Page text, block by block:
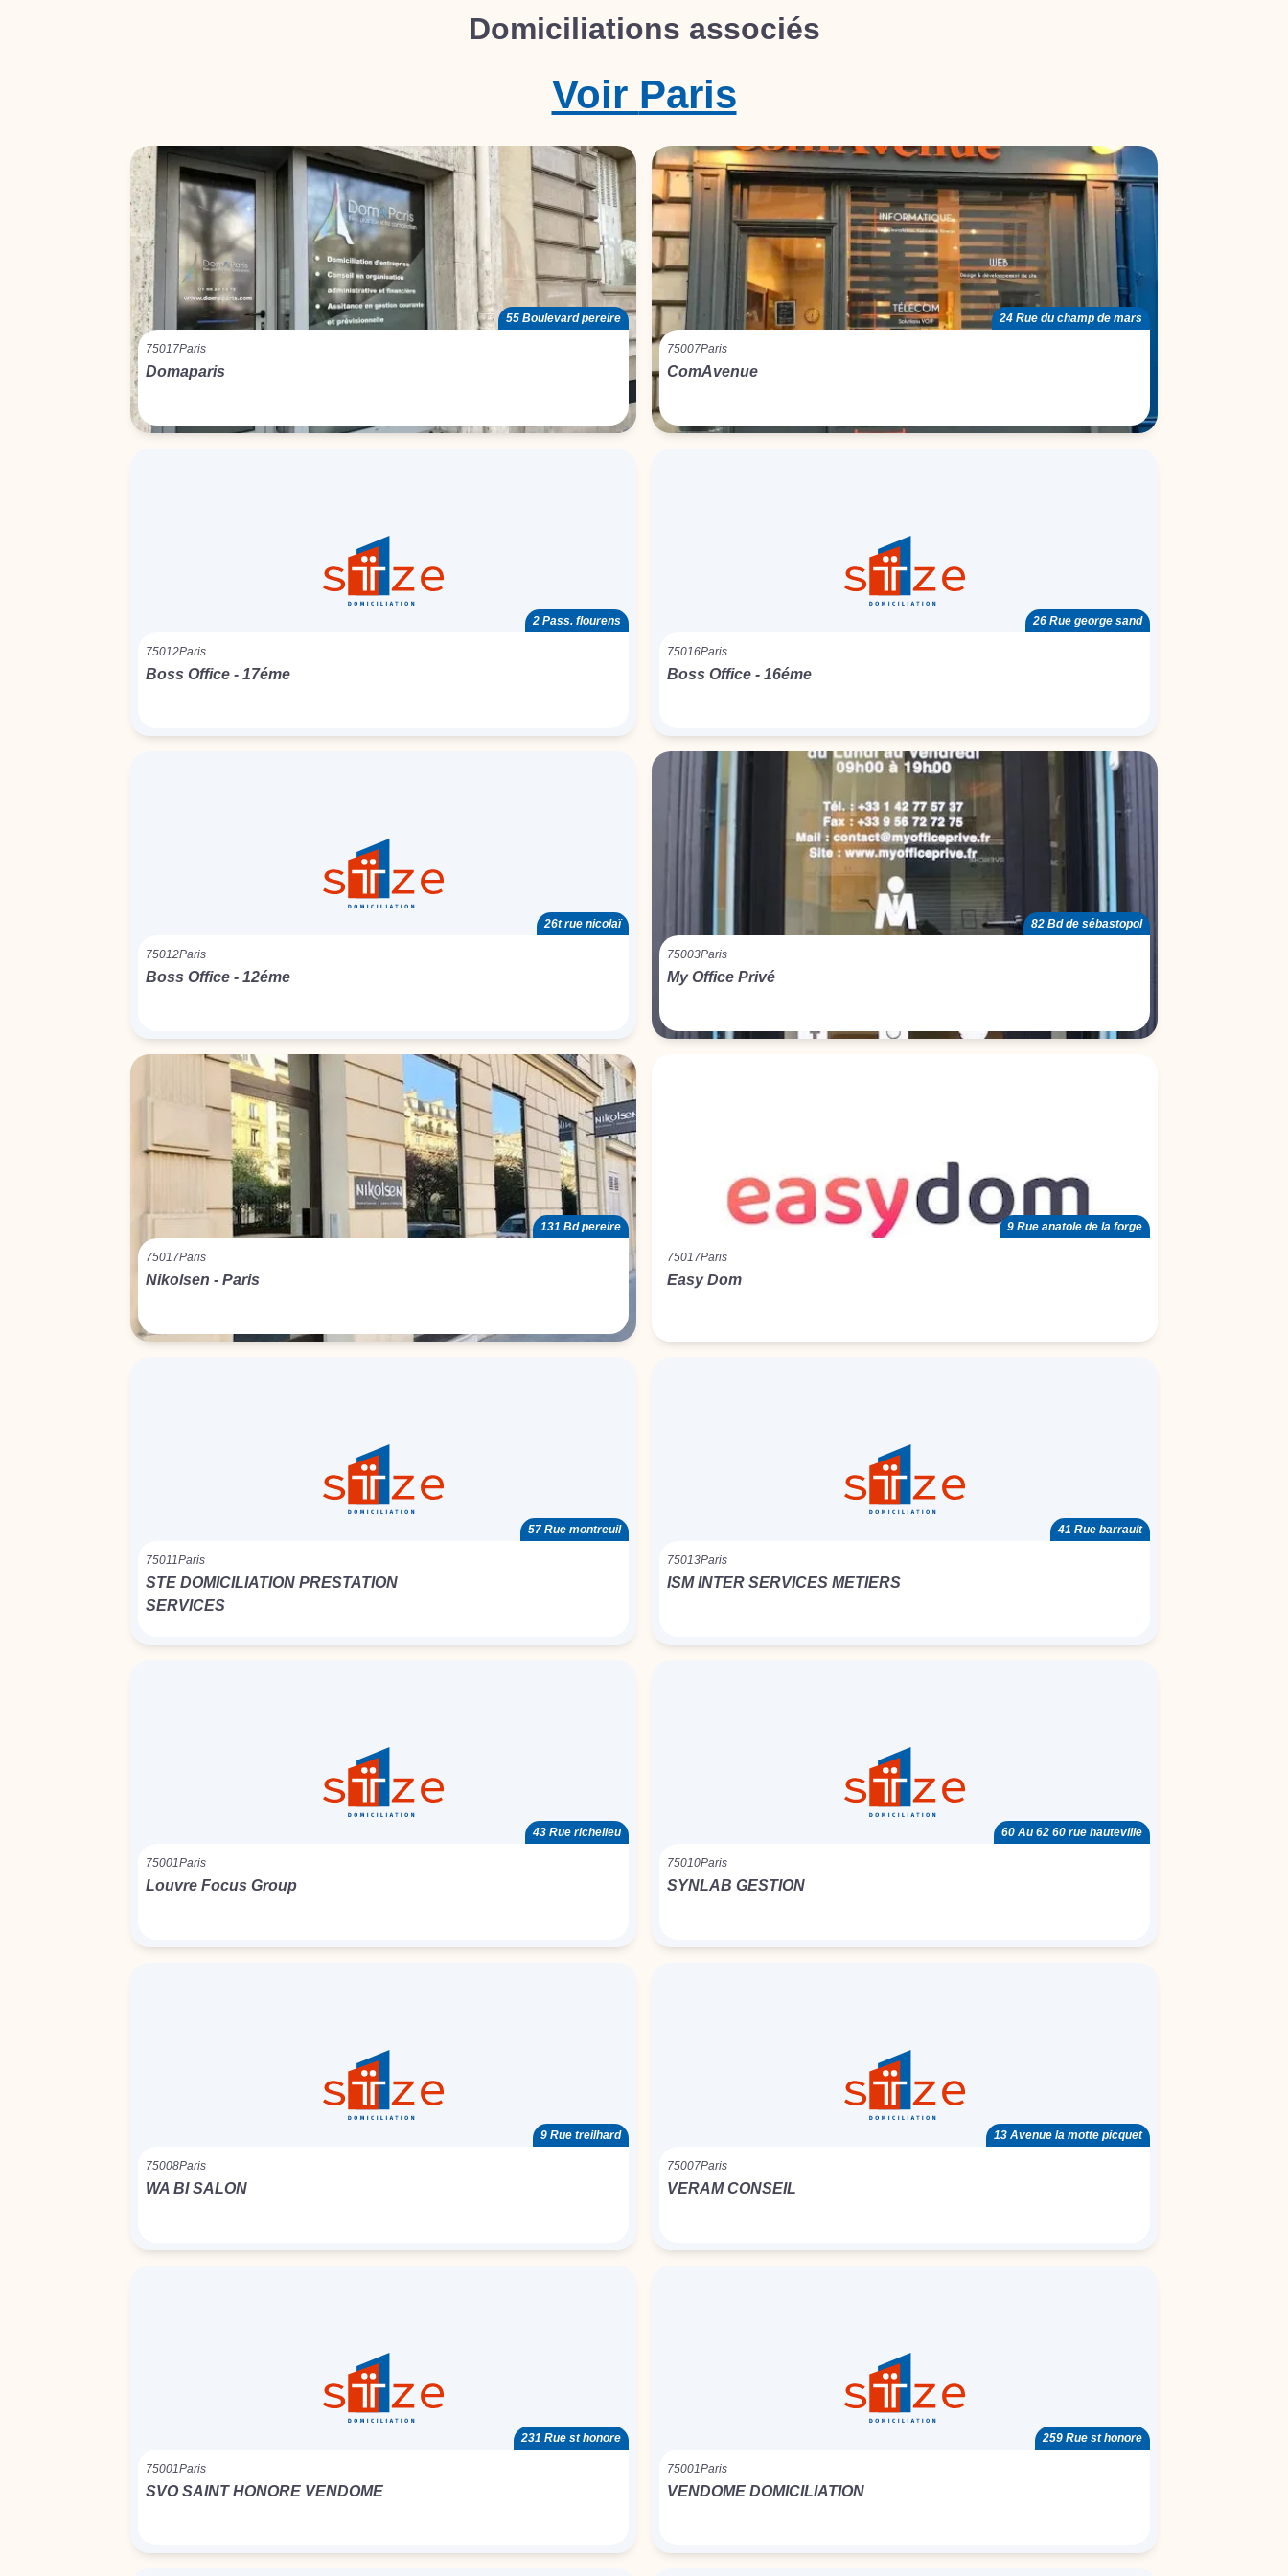
Domiciliations associés
Paris
Voir
55 Boulevard pereire
75017Paris
Domaparis
24 Rue du champ de mars
75007Paris
ComAvenue
2 Pass. flourens
75012Paris
Boss Office - 17éme
26 Rue george sand
75016Paris
Boss Office - 16éme
26t rue nicolaï
75012Paris
Boss Office - 12éme
82 Bd de sébastopol
75003Paris
My Office Privé
131 Bd pereire
75017Paris
Nikolsen - Paris
9 Rue anatole de la forge
75017Paris
Easy Dom
57 Rue montreuil
75011Paris
STE DOMICILIATION PRESTATION
SERVICES
41 Rue barrault
75013Paris
ISM INTER SERVICES METIERS
43 Rue richelieu
75001Paris
Louvre Focus Group
60 Au 62 60 rue hauteville
75010Paris
SYNLAB GESTION
9 Rue treilhard
75008Paris
WA BI SALON
13 Avenue la motte picquet
75007Paris
VERAM CONSEIL
231 Rue st honore
75001Paris
SVO SAINT HONORE VENDOME
259 Rue st honore
75001Paris
VENDOME DOMICILIATION